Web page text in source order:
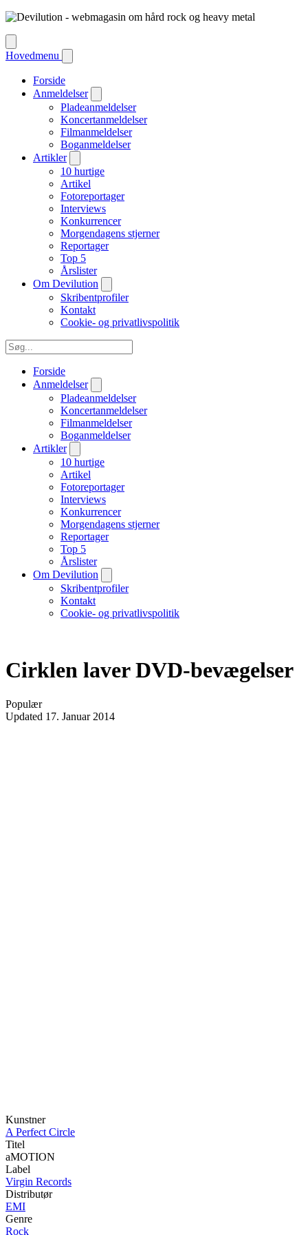
Hovedmenu
Forside
Anmeldelser
Pladeanmeldelser
Koncertanmeldelser
Filmanmeldelser
Boganmeldelser
Artikler
10 hurtige
Artikel
Fotoreportager
Interviews
Konkurrencer
Morgendagens stjerner
Reportager
Top 5
Årslister
Om Devilution
Skribentprofiler
Kontakt
Cookie- og privatlivspolitik
Forside
Anmeldelser
Pladeanmeldelser
Koncertanmeldelser
Filmanmeldelser
Boganmeldelser
Artikler
10 hurtige
Artikel
Fotoreportager
Interviews
Konkurrencer
Morgendagens stjerner
Reportager
Top 5
Årslister
Om Devilution
Skribentprofiler
Kontakt
Cookie- og privatlivspolitik
Cirklen laver DVD-bevægelser
Populær
Updated 17. Januar 2014
Kunstner
A Perfect Circle
Titel
aMOTION
Label
Virgin Records
Distributør
EMI
Genre
Rock